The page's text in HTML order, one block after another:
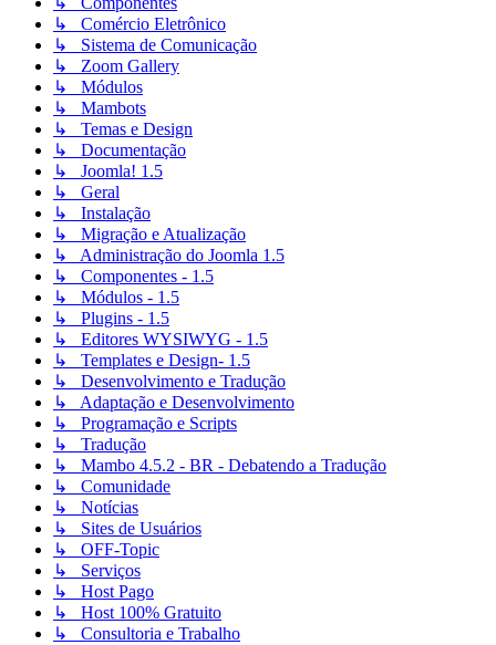
↳ Comércio Eletrônico
↳ Sistema de Comunicação
↳ Zoom Gallery
↳ Módulos
↳ Mambots
↳ Temas e Design
↳ Documentação
↳ Joomla! 1.5
↳ Geral
↳ Instalação
↳ Migração e Atualização
↳ Administração do Joomla 1.5
↳ Componentes - 1.5
↳ Módulos - 1.5
↳ Plugins - 1.5
↳ Editores WYSIWYG - 1.5
↳ Templates e Design- 1.5
↳ Desenvolvimento e Tradução
↳ Adaptação e Desenvolvimento
↳ Programação e Scripts
↳ Tradução
↳ Mambo 4.5.2 - BR - Debatendo a Tradução
↳ Comunidade
↳ Notícias
↳ Sites de Usuários
↳ OFF-Topic
↳ Serviços
↳ Host Pago
↳ Host 100% Gratuito
↳ Consultoria e Trabalho